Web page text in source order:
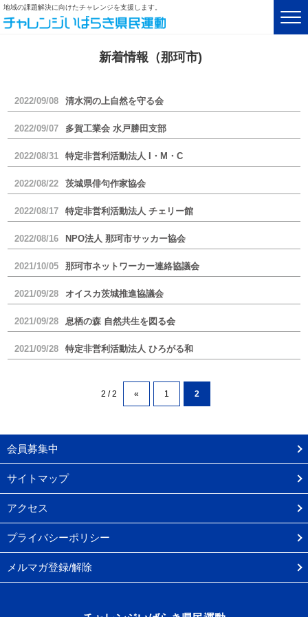
地域の課題解決に向けたチャレンジを支援します。
新着情報（那珂市)
2022/09/08 清水洞の上自然を守る会
2022/09/07 多賀工業会 水戸勝田支部
2022/08/31 特定非営利活動法人 I・M・C
2022/08/22 茨城県俳句作家協会
2022/08/17 特定非営利活動法人 チェリー館
2022/08/16 NPO法人 那珂市サッカー協会
2021/10/05 那珂市ネットワーカー連絡協議会
2021/09/28 オイスカ茨城推進協議会
2021/09/28 息栖の森 自然共生を図る会
2021/09/28 特定非営利活動法人 ひろがる和
2 / 2 « 1 2
会員募集中
サイトマップ
アクセス
プライバシーポリシー
メルマガ登録/解除